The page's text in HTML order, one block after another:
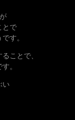
とで
す。
ことで、
。
い